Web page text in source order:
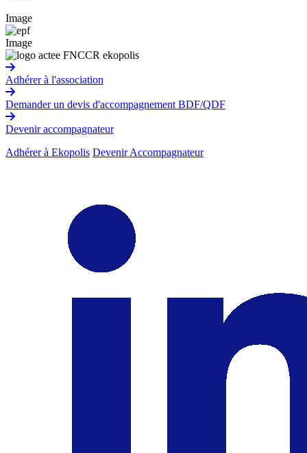
Image
Image
Adhérer à l'association
Demander un devis d'accompagnement BDF/QDF
Devenir accompagnateur
Adhérer à Ekopolis Devenir Accompagnateur